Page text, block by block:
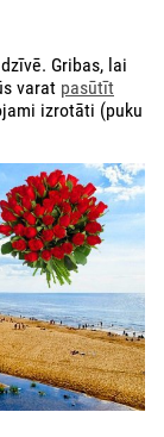
Gribas, lai
varat pasūtīt
izrotāti (puku